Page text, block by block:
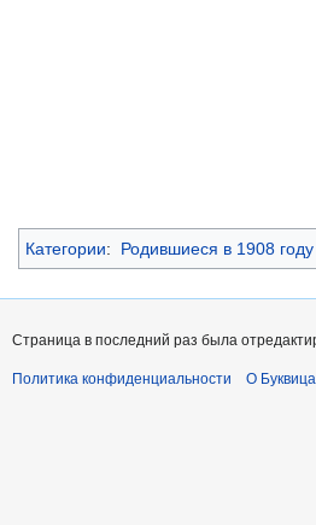
Категории: Родившиеся в 1908 году
Страница в последний раз была
Политика конфиденциальности О Буквица